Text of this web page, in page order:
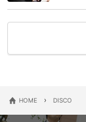
HOME › DISCO